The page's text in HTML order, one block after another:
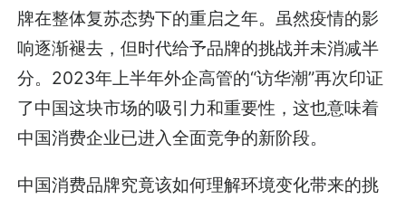
牌在整体复苏态势下的重启之年。虽然疫情的影
响逐渐褪去，但时代给予品牌的挑战并未消减半
分。2023年上半年外企高管的“访华潮”再次印证
了中国这块市场的吸引力和重要性，这也意味着
中国消费企业已进入全面竞争的新阶段。
中国消费品牌究竟该如何理解环境变化带来的挑